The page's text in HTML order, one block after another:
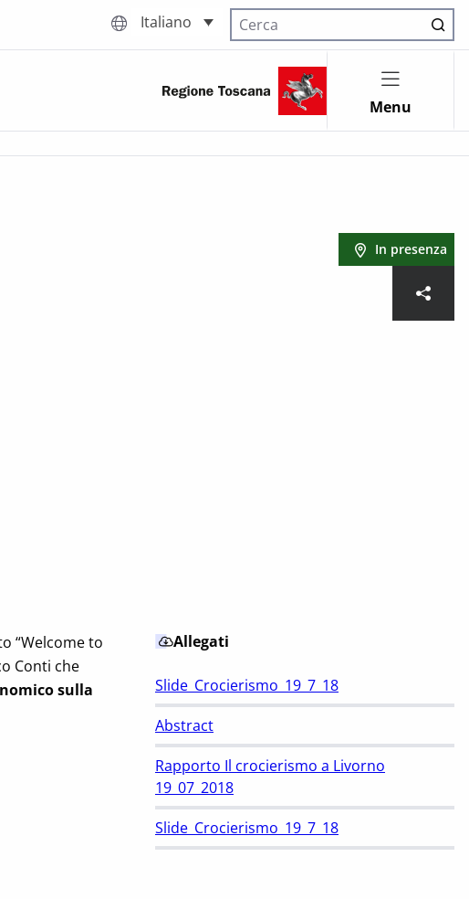
Italiano
Cerca nel sito
Menu
In presenza
“Welcome to
Conti che
sulla
Allegati
Slide_Crocierismo_19_7_18
Abstract
Rapporto Il crocierismo a Livorno
19_07_2018
Slide_Crocierismo_19_7_18